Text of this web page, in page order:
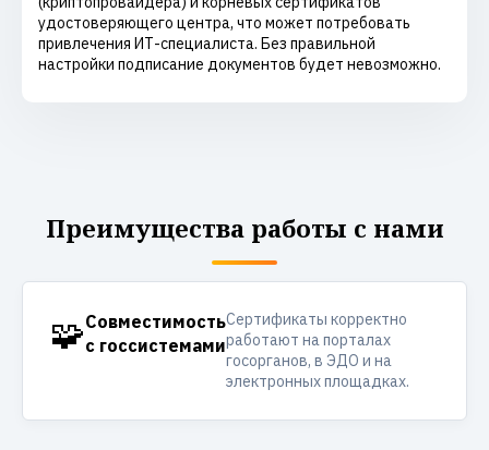
удостоверяющего центра, что может потребовать
привлечения ИТ-специалиста. Без правильной
настройки подписание документов будет невозможно.
Преимущества работы с нами
🧩Совместимость
с госсистемами
Сертификаты корректно
работают на порталах
госорганов, в ЭДО и на
электронных площадках.